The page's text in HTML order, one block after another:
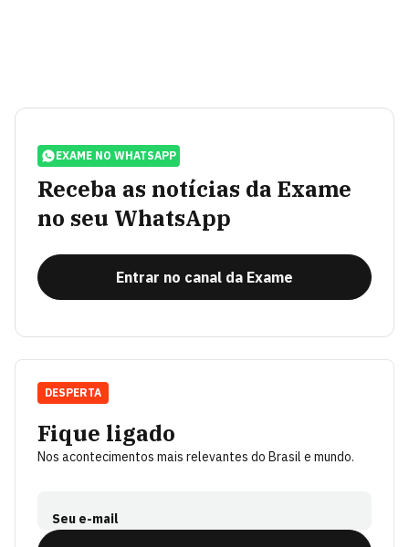
EXAME NO WHATSAPP
Receba as notícias da Exame
no seu WhatsApp
Entrar no canal da Exame
Fique ligado
Nos acontecimentos mais relevantes do Brasil e mundo.
Seu e-mail
DESPERTA